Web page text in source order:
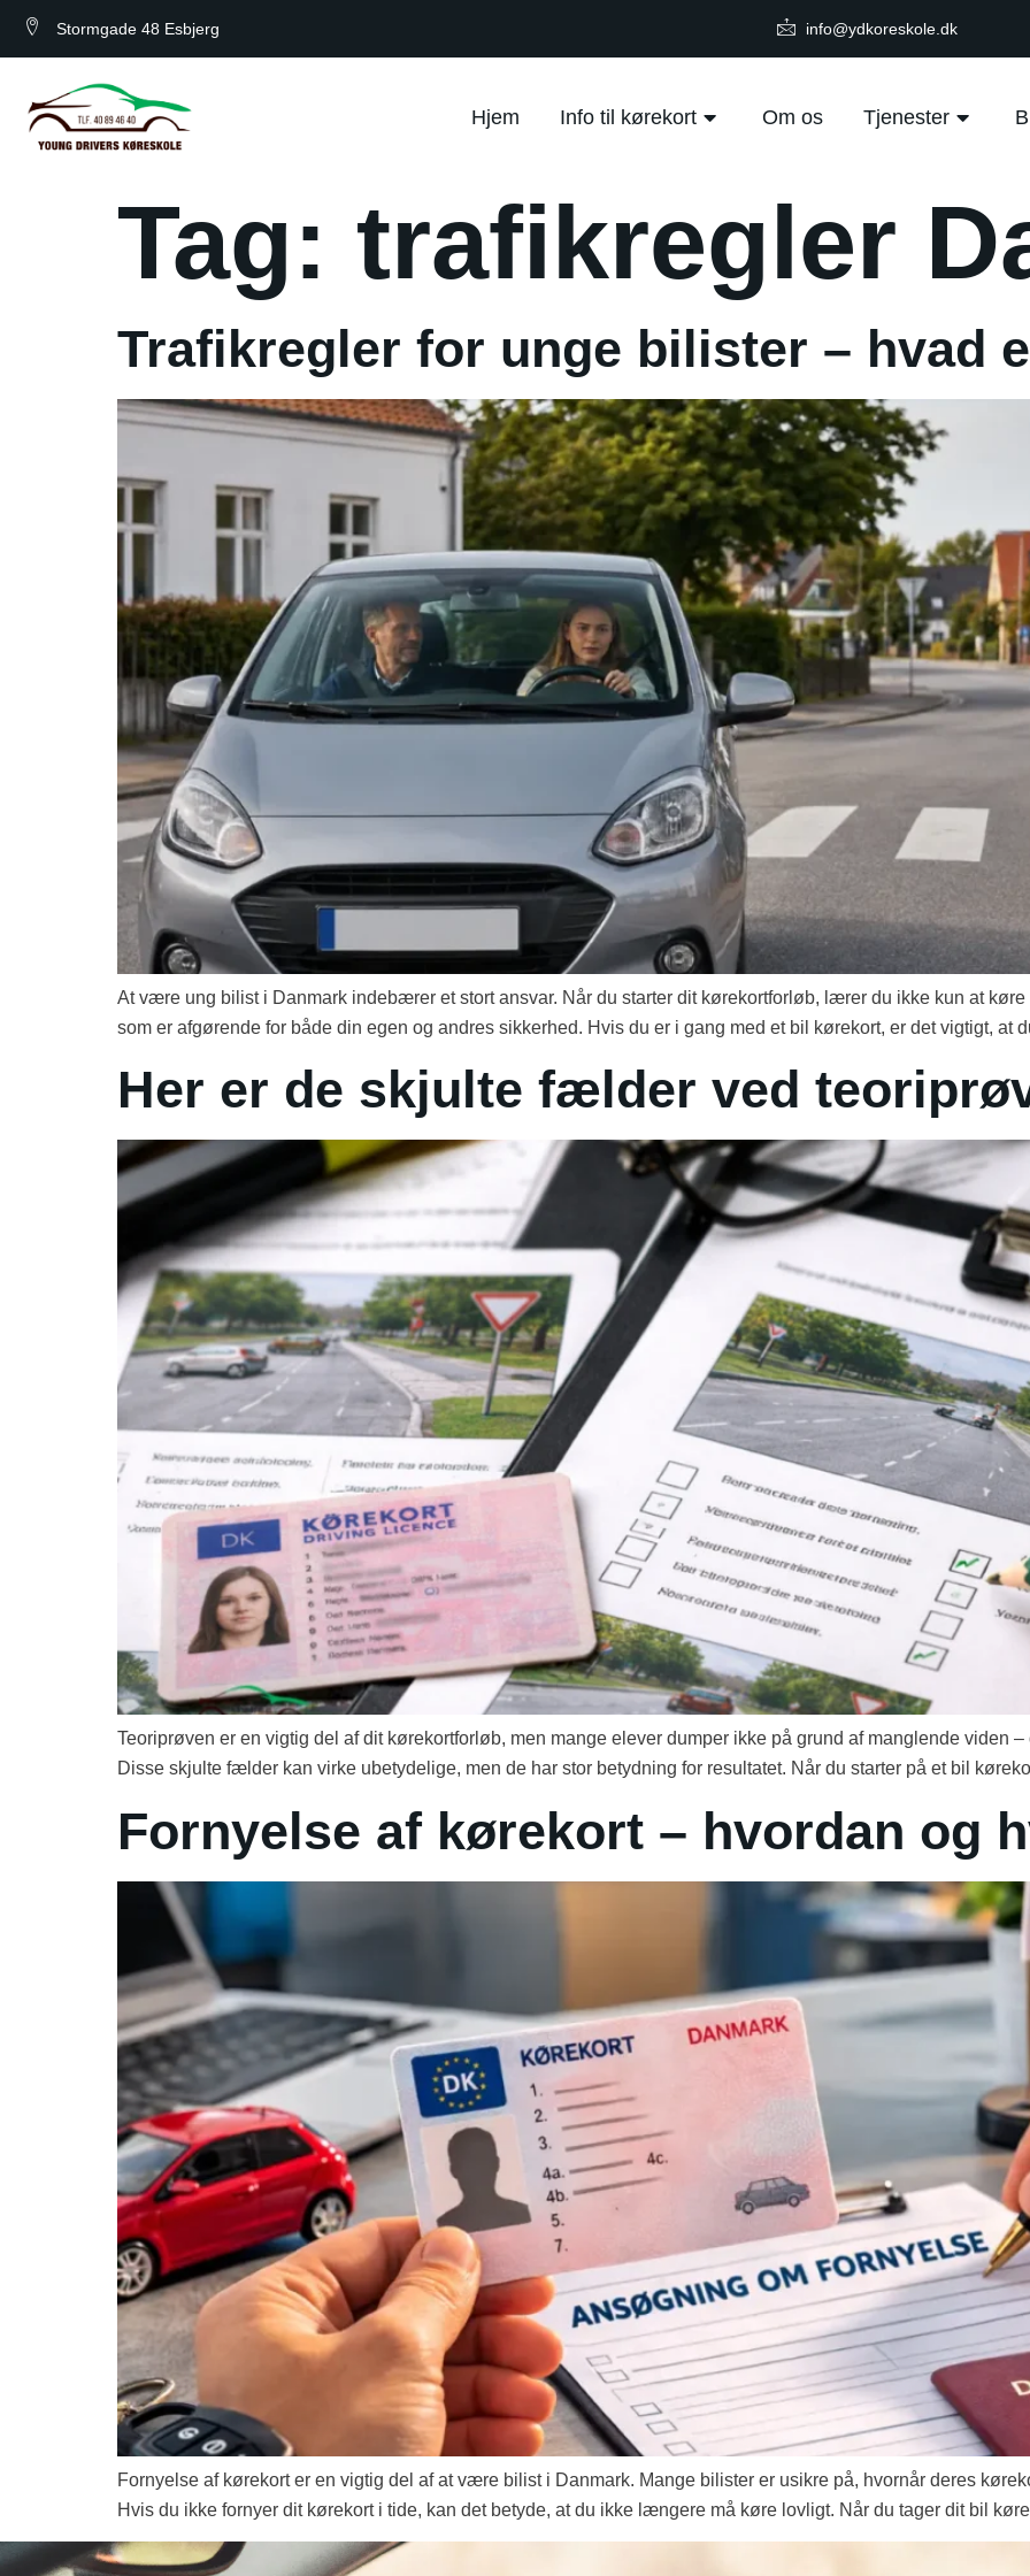
Stormgade 48 Esbjerg info@ydkoreskole.dk
Hjem Info til kørekort Om os Tjenester
Tag: trafikregler
Trafikregler for unge bilister – hvad
At være ung bilist i Danmark indebærer et stort ansvar. Når du starter dit kørekortforløb, lærer du ikke kun at
som er afgørende for både din egen og andres sikkerhed. Hvis du er i gang med et bil kørekort, er det vigtigt, at
Her er de skjulte fælder ved
Teoriprøven er en vigtig del af dit kørekortforløb, men mange elever dumper ikke på grund af manglende viden
Disse skjulte fælder kan virke ubetydelige, men de har stor betydning for resultatet. Når du starter på et bil
Fornyelse af kørekort – hvordan og
Fornyelse af kørekort er en vigtig del af at være bilist i Danmark. Mange bilister er usikre på, hvornår deres
Hvis du ikke fornyer dit kørekort i tide, kan det betyde, at du ikke længere må køre lovligt. Når du tager dit bil